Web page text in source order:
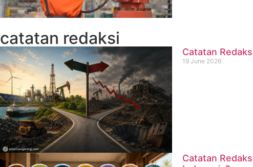
catatan redaksi
Catatan
19 June 2026
Catatan